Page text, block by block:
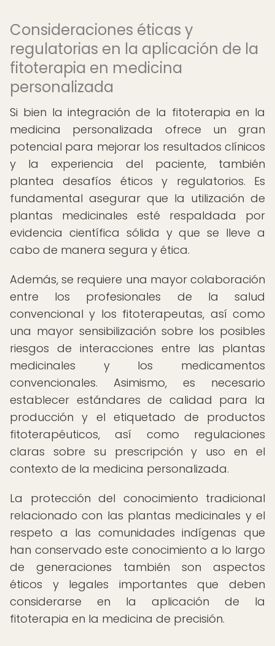
Consideraciones éticas y
regulatorias en la aplicación de la
fitoterapia en medicina
personalizada
Si bien la integración de la fitoterapia en la
medicina personalizada ofrece un gran
potencial para mejorar los resultados clínicos
y la experiencia del paciente, también
plantea desafíos éticos y regulatorios. Es
fundamental asegurar que la utilización de
plantas medicinales esté respaldada por
evidencia científica sólida y que se lleve a
cabo de manera segura y ética.
Además, se requiere una mayor colaboración
entre los profesionales de la salud
convencional y los fitoterapeutas, así como
una mayor sensibilización sobre los posibles
riesgos de interacciones entre las plantas
medicinales y los medicamentos
convencionales. Asimismo, es necesario
establecer estándares de calidad para la
producción y el etiquetado de productos
fitoterapéuticos, así como regulaciones
claras sobre su prescripción y uso en el
contexto de la medicina personalizada.
La protección del conocimiento tradicional
relacionado con las plantas medicinales y el
respeto a las comunidades indígenas que
han conservado este conocimiento a lo largo
de generaciones también son aspectos
éticos y legales importantes que deben
considerarse en la aplicación de la
fitoterapia en la medicina de precisión.